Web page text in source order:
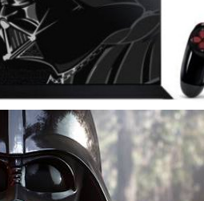
ago
อร์ส บน PS4 XboxOne ที่
าพยนตร์